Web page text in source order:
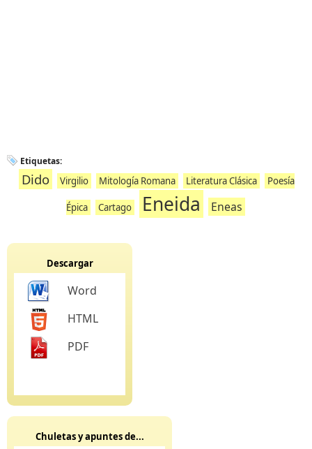
Etiquetas:
Dido Virgilio Mitología Romana Literatura Clásica Poesía
Épica Cartago Eneida Eneas
Descargar
Word
HTML
PDF
Chuletas y apuntes de...